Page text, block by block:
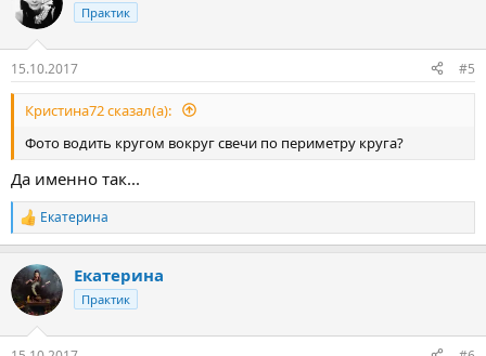
Практик
15.10.2017 #5
Кристина72 сказал(а):
Фото водить кругом вокруг свечи по периметру круга?
Да именно так...
Р
е
к
ц
и
Екатерина
Екатерина
Практик